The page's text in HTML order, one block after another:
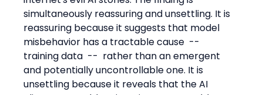
simultaneously reassuring and unsettling. It is
reassuring because it suggests that model
misbehavior has a tractable cause  --
training data  --  rather than an emergent
and potentially uncontrollable one. It is
unsettling because it reveals that the AI